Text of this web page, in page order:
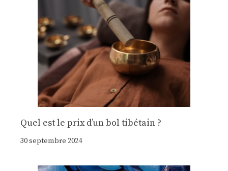
Quel est le prix d’un bol tibétain ?
30 septembre 2024